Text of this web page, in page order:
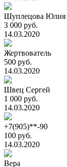
Шуплецова Юлия
3 000 руб.
14.03.2020
Жертвователь
500 руб.
14.03.2020
Швец Сергей
1 000 руб.
14.03.2020
+7(905)**-90
100 руб.
14.03.2020
Вера